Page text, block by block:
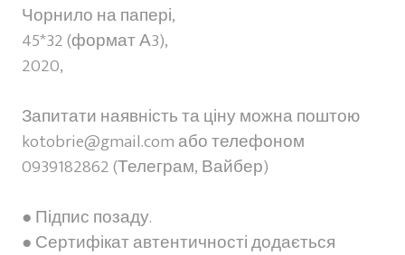
Чорнило на папері,
45*32 (формат А3),
2020,
Запитати наявність та ціну можна поштою
kotobrie@gmail.com або телефоном
0939182862 (Телеграм, Вайбер)
● Підпис позаду.
● Сертифікат автентичності додається